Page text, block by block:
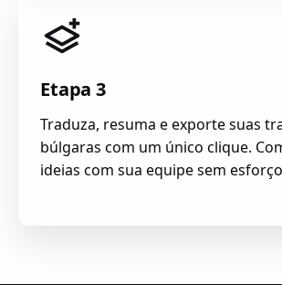
Etapa 3
Traduza, resuma e exporte suas
búlgaras com um único clique.
ideias com sua equipe sem